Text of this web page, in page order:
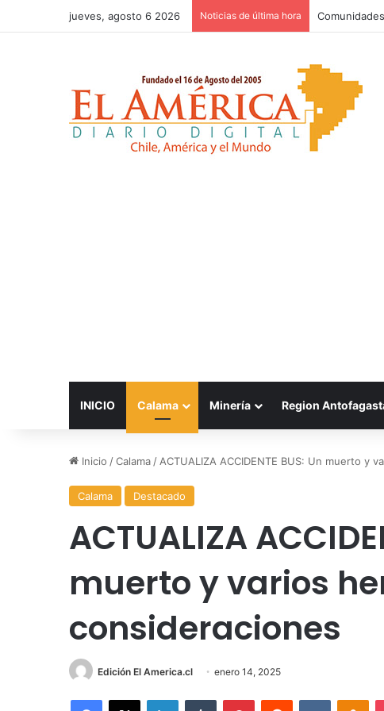
jueves, agosto 6 2026 Noticias de última hora
INICIO Calama Minería Region
Inicio /Calama / ACTUALIZA ACCIDENTE BUS: Un muerto y
Calama Destacado
ACTUALIZA
muerto y varios
consideraciones
Edición El America.cl enero 14, 2025
Facebook
X LinkedInTumblr PinterestReddit VKontakte